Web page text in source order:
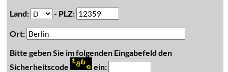
Land:
- PLZ:
Ort:
Bitte geben Sie im folgenden Eingabefeld den
Sicherheitscode
ein: